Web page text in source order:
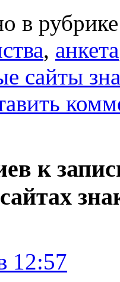
в
, анкета
сайты
к
12:57